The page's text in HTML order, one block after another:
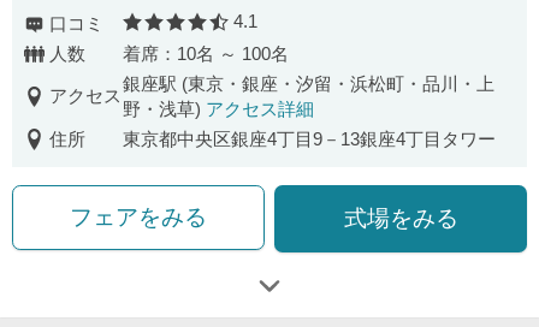
口コミ 口コミ評価
4.1
人数
着席：10名 ～ 100名
アクセス
銀座駅 (東京・銀座・汐留・浜松町・品川・上
野・浅草) アクセス詳細
住所
東京都中央区銀座4丁目9－13銀座4丁目タワー
フェアをみる 式場をみる